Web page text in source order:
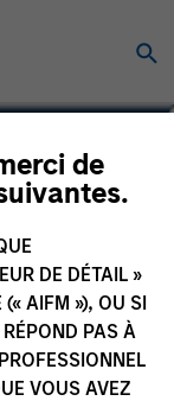
de
DE DÉTAIL »
AIFM »), OU SI
PAS À
VOUS AVEZ